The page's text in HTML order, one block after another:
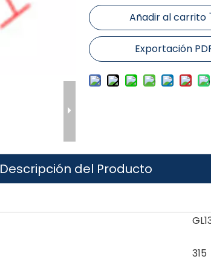
Añadir al carrito
Exportación
Descripción del Producto
315